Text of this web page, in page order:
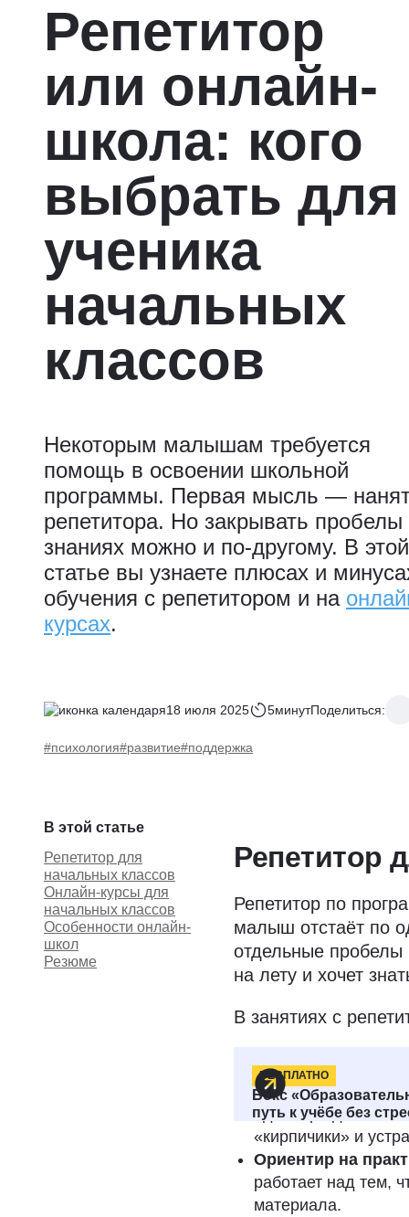
Репетитор
или онлайн-
школа: кого
выбрать для
ученика
начальных
классов
Некоторым малышам требуется
помощь в освоении школьной
программы. Первая мысль —
репетитора. Но закрывать пробелы
знаниях можно и по-другому. В этой
статье вы узнаете плюсах и
обучения с репетитором и на
курсах.
18 июля 2025 5минутПоделиться:
#психология#развитие#поддержка
В этой статье
Репетитор для
начальных классов
Онлайн-курсы для
начальных классов
Особенности онлайн-
школ
Резюме
Репетитор
Репетитор по
малыш отстаёт по
отдельные пробелы
на лету и хочет
В занятиях с
БЕСПЛАТНО
Бокс
путь к учёбе без
Плюсы
Персонализация.
один, при
«кирпичики» и
Ориентир на
работает над тем,
материала.